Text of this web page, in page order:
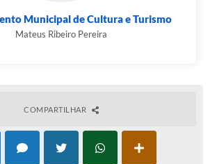
Municipal de Cultura e Turismo
Mateus Ribeiro Pereira
COMPARTILHAR